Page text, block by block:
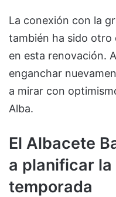
La conexión con la
también ha sido
en esta renovación.
enganchar
a mirar con
Alba.
El Albacete
a planificar la
temporada